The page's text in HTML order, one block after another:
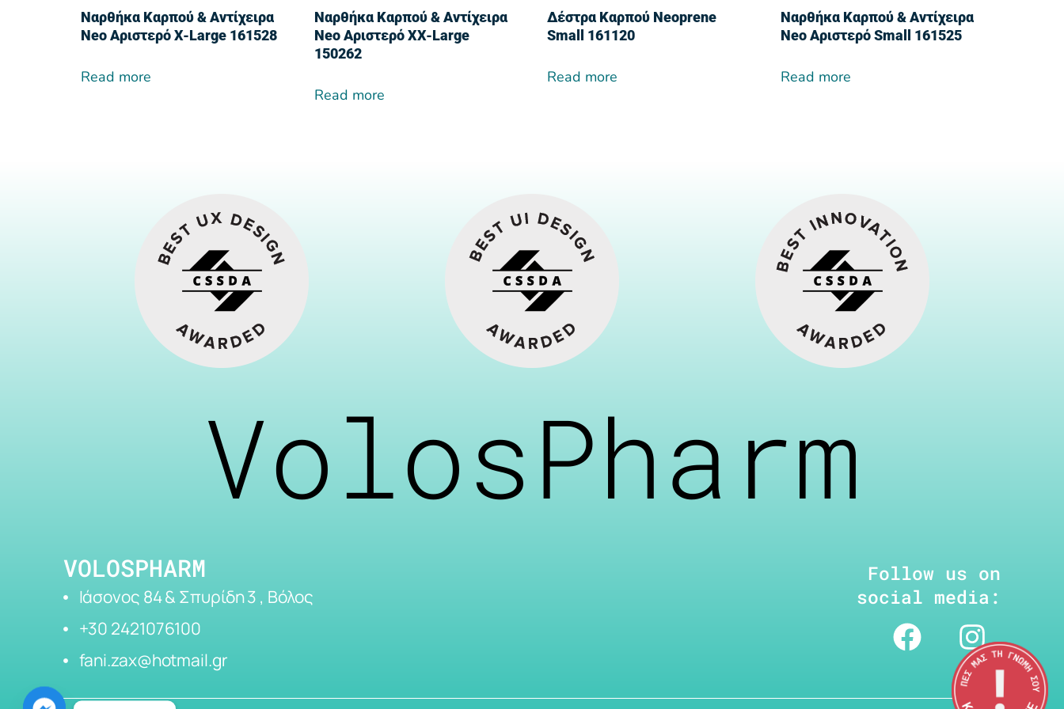
Ναρθήκα Καρπού & Αντίχειρα
Neo Αριστερό X-Large 161528
Read more
Ναρθήκα Καρπού & Αντίχειρα
Neo Αριστερό XX-Large
150262
Read more
Δέστρα Καρπού Neoprene
Small 161120
Read more
Ναρθήκα Καρπού & Αντίχειρα
Neo Αριστερό Small 161525
Read more
VolosPharm
VOLOSPHARM
Ιάσονος 84 & Σπυρίδη 3 , Βόλος
+30 2421076100
fani.zax@hotmail.gr
Follow us on
social media: